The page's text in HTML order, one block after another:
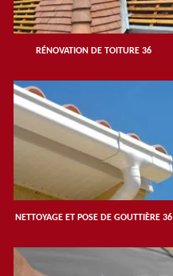
RÉNOVATION DE TOITURE 36
NETTOYAGE ET POSE DE GOUTTIÈRE 36